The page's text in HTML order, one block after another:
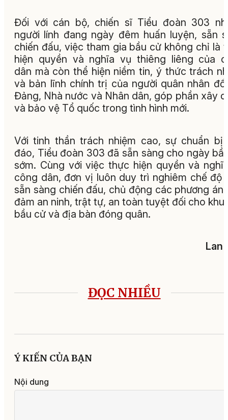
Đối với cán bộ, chiến sĩ Tiểu đoàn 303
người lính đang ngày đêm huấn luyện, sẵn
chiến đấu, việc tham gia bầu cử không chỉ là
hiện quyền và nghĩa vụ thiêng liêng của
dân mà còn thể hiện niềm tin, ý thức trách
và bản lĩnh chính trị của người quân nhân
Đảng, Nhà nước và Nhân dân, góp phần xây
và bảo vệ Tổ quốc trong tình hình mới.
Với tinh thần trách nhiệm cao, sự chuẩn bị
đáo, Tiểu đoàn 303 đã sẵn sàng cho ngày
sớm. Cùng với việc thực hiện quyền và
công dân, đơn vị luôn duy trì nghiêm chế độ
sẵn sàng chiến đấu, chủ động các phương án
đảm an ninh, trật tự, an toàn tuyệt đối cho khu
bầu cử và địa bàn đóng quân.
Lan
ĐỌC NHIỀU
Ý KIẾN CỦA BẠN
Nội dung